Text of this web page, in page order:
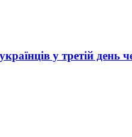
у третій день